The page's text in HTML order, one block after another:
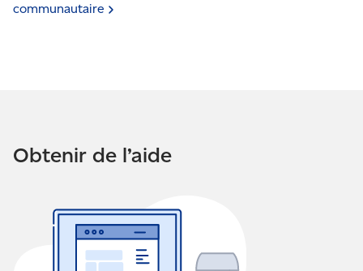
communautaire
Obtenir de l’aide